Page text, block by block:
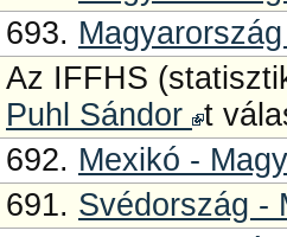
693.
Az IFFHS
Puhl Sándor t
692. Mexikó -
691. Svédország -